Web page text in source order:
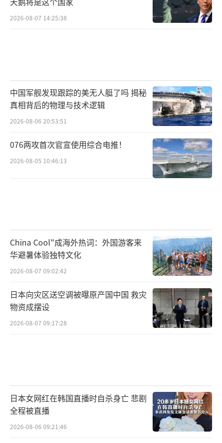
2026-08-07 14:25:38
中国军舰发现跟踪的美无人艇了吗 揭秘
真相背后的物理与技术逻辑
2026-08-06 20:53:51
076两攻首次官宣使用综合电推！
2026-08-05 10:46:13
China Cool"成海外热词：外国游客来
华避暑体验独特文化
2026-08-07 09:02:42
日本向灾区送空调被曝原产国中国 救灾
物资成摆设
2026-08-07 09:17:28
日本女网红在韩国直播时自杀身亡 悲剧
全程被直播
2026-08-06 09:21:46